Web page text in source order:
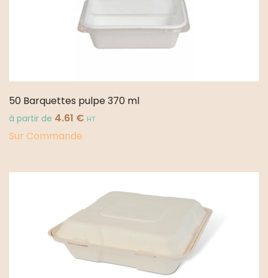
50 Barquettes pulpe 370 ml
à partir de 4.61 € HT
Sur Commande